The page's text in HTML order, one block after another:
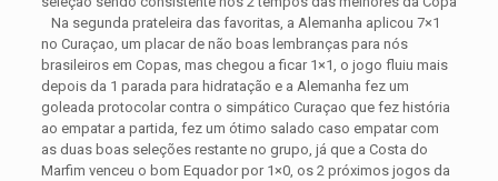
Na segunda prateleira das favoritas, a Alemanha aplicou 7×1
no Curaçao, um placar de não boas lembranças para nós
brasileiros em Copas, mas chegou a ficar 1×1, o jogo fluiu mais
depois da 1 parada para hidratação e a Alemanha fez um
goleada protocolar contra o simpático Curaçao que fez história
ao empatar a partida, fez um ótimo salado caso empatar com
as duas boas seleções restante no grupo, já que a Costa do
Marfim venceu o bom Equador por 1×0, os 2 próximos jogos da